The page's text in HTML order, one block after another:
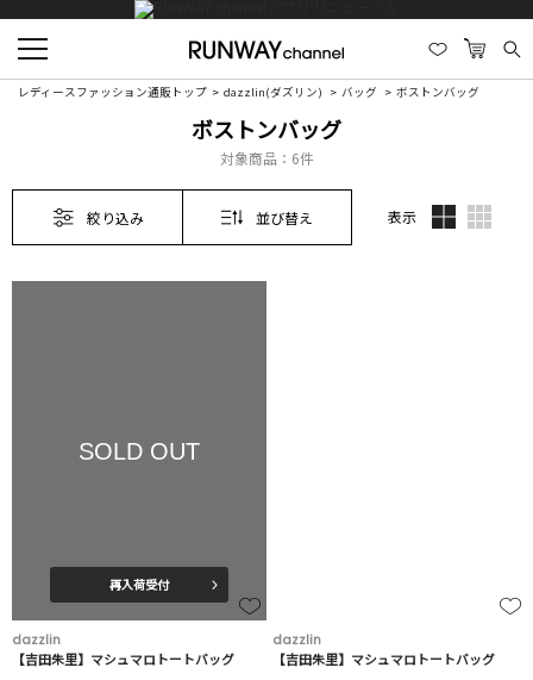
レディースファッション通販トップ dazzlin(ダズリン) バッグ ボストンバッグ
ボストンバッグ
対象商品： 6件
絞り込み 並び替え 表示
SOLD OUT
再入荷受付
dazzlin
【吉田朱里】マシュマロトートバッグ
dazzlin
【吉田朱里】マシュマロトートバッグ